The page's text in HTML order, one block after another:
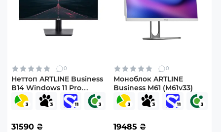
0
Неттоп ARTLINE Business
B14 Windows 11 Pro
(B14v22Win+B24F100Plus-
IPS)
31590 ₴
0
Моноблок ARTLINE
Business M61 (M61v33)
19485 ₴